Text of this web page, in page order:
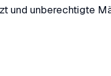
unberechtigte